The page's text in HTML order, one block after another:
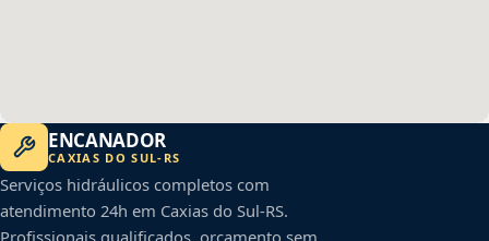
ENCANADOR
CAXIAS DO SUL- RS
Serviços hidráulicos completos com
atendimento 24h em Caxias do Sul-RS.
Profissionais qualificados, orçamento sem